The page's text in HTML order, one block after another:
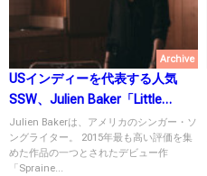
Archive
USインディーを代表する人気
SSW、Julien Baker「Little
Oblivions」をリリース！
Julien Bakerは、アメリカのシンガー・ソ
ングライター。 2015年最も高い評価を集
めた作品の一つとされたデビュー作
「Spraine...